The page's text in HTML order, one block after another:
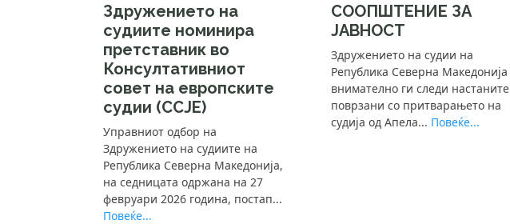
Здружението на
судиите номинира
претставник во
Консултативниот
совет на европските
судии (ССЈЕ)
Управниот одбор на
Здружението на судиите на
Република Северна Македонија,
на седницата одржана на 27
февруари 2026 година, постап...
Повеќе...
СООПШТЕНИЕ ЗА
ЈАВНОСТ
Здружението на судии на
Република Северна Македонија
внимателно ги следи настаните
поврзани со притварањето на
судија од Апела... Повеќе...